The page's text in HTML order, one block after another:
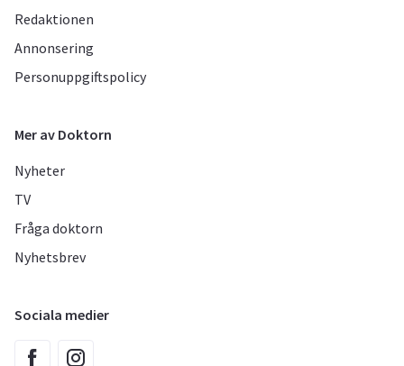
Redaktionen
Annonsering
Personuppgiftspolicy
Mer av Doktorn
Nyheter
TV
Fråga doktorn
Nyhetsbrev
Sociala medier